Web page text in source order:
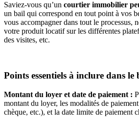
Saviez-vous qu’un courtier immobilier
un bail qui correspond en tout point à vos
vous accompagner dans tout le processus,
votre produit locatif sur les différentes
des visites, etc.
Points essentiels à inclure dans le
Montant du loyer et date de paiement :
montant du loyer, les modalités de
chèque, etc.), et la date limite de paiement